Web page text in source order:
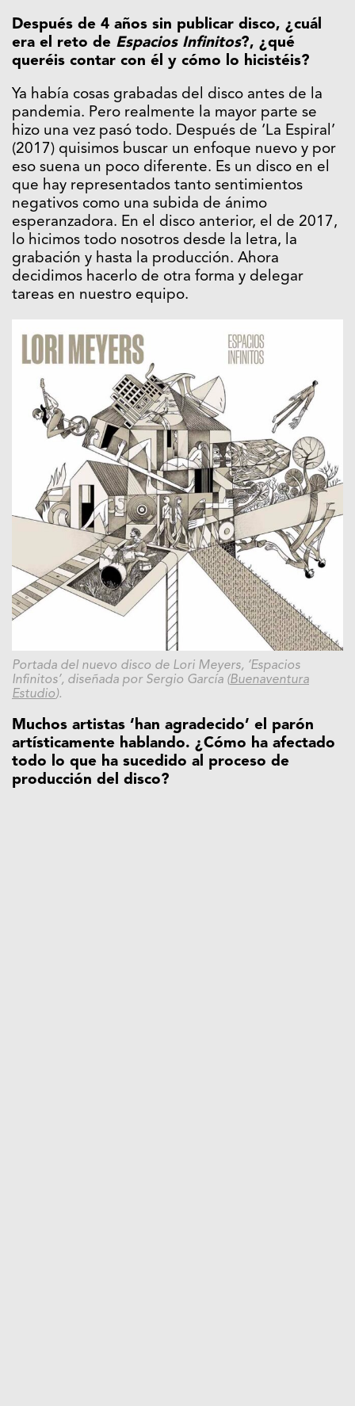
Después de 4 años sin publicar disco, ¿cuál
era el reto de Espacios Infinitos?, ¿qué
queréis contar con él y cómo lo hicistéis?
Ya había cosas grabadas del disco antes de la
pandemia. Pero realmente la mayor parte se
hizo una vez pasó todo. Después de ‘La Espiral’
(2017) quisimos buscar un enfoque nuevo y por
eso suena un poco diferente. Es un disco en el
que hay representados tanto sentimientos
negativos como una subida de ánimo
esperanzadora. En el disco anterior, el de 2017,
lo hicimos todo nosotros desde la letra, la
grabación y hasta la producción. Ahora
decidimos hacerlo de otra forma y delegar
tareas en nuestro equipo.
Portada del nuevo disco de Lori Meyers, ‘Espacios
Infinitos’, diseñada por Sergio García (Buenaventura
Estudio).
Muchos artistas ‘han agradecido’ el parón
artísticamente hablando. ¿Cómo ha afectado
todo lo que ha sucedido al proceso de
producción del disco?